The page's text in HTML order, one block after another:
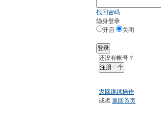
找回密码
隐身登录
开启
关闭
登录
还没有帐号？
注册一个
返回继续操作
或者 返回首页